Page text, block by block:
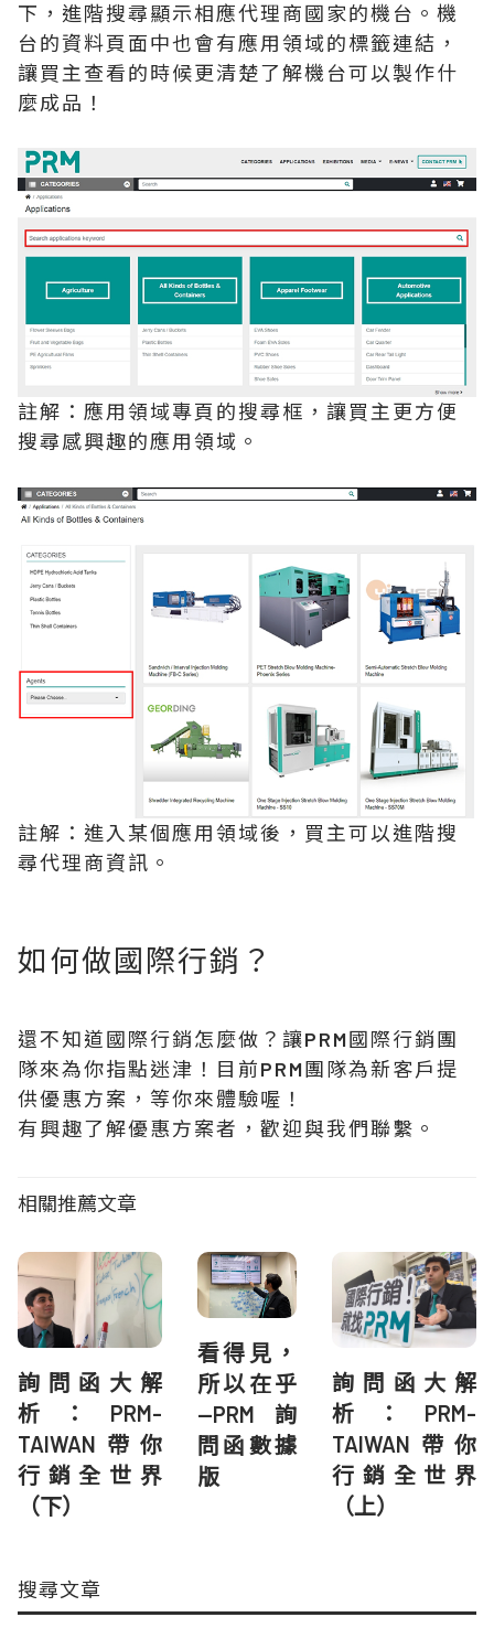
下，進階搜尋顯示相應代理商國家的機台。機
台的資料頁面中也會有應用領域的標籤連結，
讓買主查看的時候更清楚了解機台可以製作什
麼成品！
註解：應用領域專頁的搜尋框，讓買主更方便
搜尋感興趣的應用領域。
註解：進入某個應用領域後，買主可以進階搜
尋代理商資訊。
如何做國際行銷？
還不知道國際行銷怎麼做？讓PRM國際行銷團
隊來為你指點迷津！目前PRM團隊為新客戶提
供優惠方案，等你來體驗喔！
有興趣了解優惠方案者，歡迎與我們聯繫。
相關推薦文章
詢問函大解
析：PRM-
TAIWAN帶你
行銷全世界
（下）
看得見，
所以在乎
—PRM 詢
問函數據
版
詢問函大解
析：PRM-
TAIWAN帶你
行銷全世界
（上）
搜尋文章